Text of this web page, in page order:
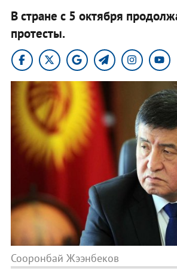
В стране с 5 октября
протесты.
Сооронбай Жээнбеков